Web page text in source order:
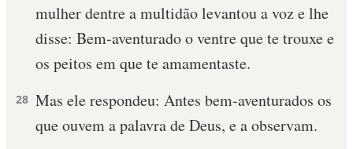
mulher dentre a multidão levantou a voz e lhe
disse: Bem-aventurado o ventre que te trouxe e
os peitos em que te amamentaste.
28 Mas ele respondeu: Antes bem-aventurados os
que ouvem a palavra de Deus, e a observam.